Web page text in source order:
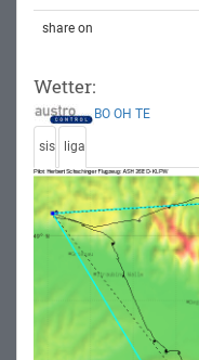
share on
Wetter:
BO OH TE
sis liga